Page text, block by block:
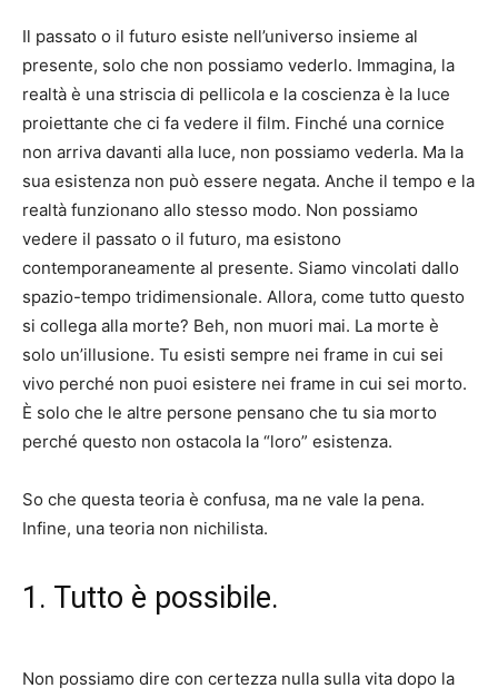
Il passato o il futuro esiste nell’universo insieme al
presente, solo che non possiamo vederlo. Immagina, la
realtà è una striscia di pellicola e la coscienza è la luce
proiettante che ci fa vedere il film. Finché una cornice
non arriva davanti alla luce, non possiamo vederla. Ma la
sua esistenza non può essere negata. Anche il tempo e la
realtà funzionano allo stesso modo. Non possiamo
vedere il passato o il futuro, ma esistono
contemporaneamente al presente. Siamo vincolati dallo
spazio-tempo tridimensionale. Allora, come tutto questo
si collega alla morte? Beh, non muori mai. La morte è
solo un’illusione. Tu esisti sempre nei frame in cui sei
vivo perché non puoi esistere nei frame in cui sei morto.
È solo che le altre persone pensano che tu sia morto
perché questo non ostacola la “loro” esistenza.
So che questa teoria è confusa, ma ne vale la pena.
Infine, una teoria non nichilista.
1. Tutto è possibile.
Non possiamo dire con certezza nulla sulla vita dopo la